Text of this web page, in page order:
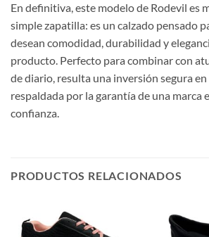
En definitiva, este modelo de Rodevil es
simple zapatilla: es un calzado pensado
desean comodidad, durabilidad y
producto. Perfecto para combinar con
de diario, resulta una inversión segura
respaldada por la garantía de una marca
confianza.
PRODUCTOS RELACIONADOS